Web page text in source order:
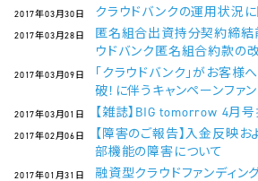
2017年03月30日 クラウドバンクの運用状況
2017年03月28日
匿名組合出資持分契約締結
ウドバンク匿名組合約款の
2017年03月09日
「クラウドバンク」がお客
破！に伴うキャンペーンファ
2017年03月01日 【雑誌】BIG tomorrow 4月
2017年02月06日
【障害のご報告】入金反映
部機能の障害について
2017年01月31日
融資型クラウドファンディン